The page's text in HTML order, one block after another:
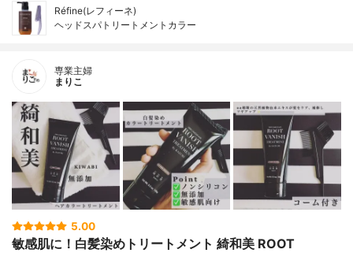
Réfine(レフィーネ)
ヘッドスパトリートメントカラー
専業主婦
まりこ
5.00
敏感肌に！白髪染めトリートメント 綺和美 ROOT